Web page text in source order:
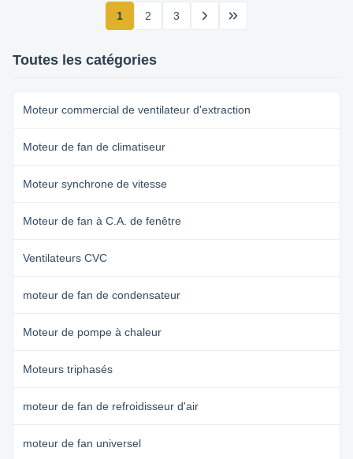
1 2 3
Toutes les catégories
Moteur commercial de ventilateur d'extraction
Moteur de fan de climatiseur
Moteur synchrone de vitesse
Moteur de fan à C.A. de fenêtre
Ventilateurs CVC
moteur de fan de condensateur
Moteur de pompe à chaleur
Moteurs triphasés
moteur de fan de refroidisseur d'air
moteur de fan universel